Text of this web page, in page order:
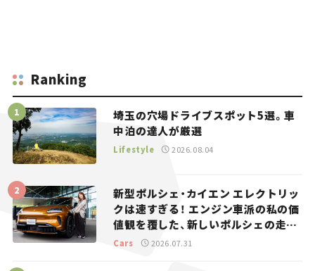
Ranking
埼玉の穴場ドライブスポット5選。車
中泊の達人が厳選
Lifestyle 2026.08.04
新型ポルシェ・カイエン エレクトリッ
クは速すぎる！ エンジン車派の私の価
値観を覆した、新しいポルシェの走
り。
Cars 2026.07.31